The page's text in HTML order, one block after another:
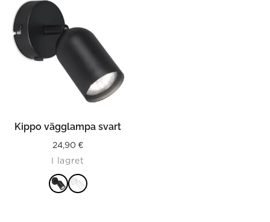
Kippo vägglampa svart
24,90 €
I lagret